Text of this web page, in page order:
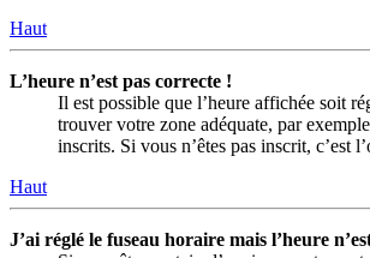
Haut
L’heure n’est pas correcte !
Il est possible que l’heure affichée soit
trouver votre zone adéquate, par
inscrits. Si vous n’êtes pas inscrit, c’est
Haut
J’ai réglé le fuseau horaire mais l’heure